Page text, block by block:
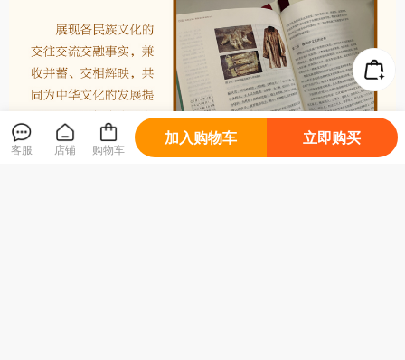
客服 店铺 购物车
加入购物车 立即购买